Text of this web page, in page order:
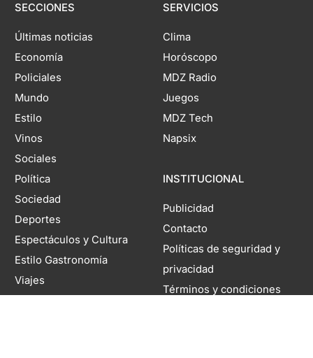
SECCIONES
Últimas noticias
Economía
Policiales
Mundo
Estilo
Vinos
Sociales
Política
Sociedad
Deportes
Espectáculos y Cultura
Estilo Gastronomía
Viajes
SERVICIOS
Clima
Horóscopo
MDZ Radio
Juegos
MDZ Tech
Napsix
INSTITUCIONAL
Publicidad
Contacto
Políticas de seguridad y
privacidad
Términos y condiciones